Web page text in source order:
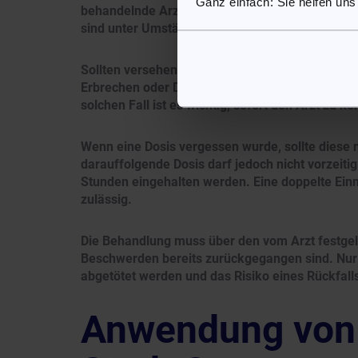
behandelnde Arzt die Dosis anpassen oder
sind unter Umständen regelmäßige
Sollten versehentlich höhere Mengen
Erbrechen oder Durchfall auftreten; in
solchen Fall ist es wichtig, sofort den Arzt zu
Wenn eine Dosis vergessen wurde, sollte
darauffolgende Dosis darf jedoch nicht
Stunden eingehalten werden. Eine doppelte
zulässig.
Die Behandlung muss über den vom Arzt
Beschwerden bereits zurückgegangen sind.
abgetötet werden und das Risiko eines
Anwendung